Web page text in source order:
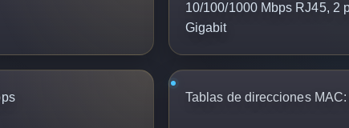
10/100/1000 Mbps RJ45, 2
Gigabit
Tablas de direcciones MAC: